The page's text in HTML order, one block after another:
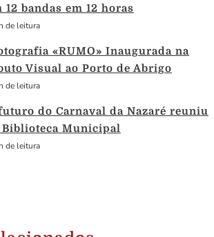
bandas em 12 horas
de leitura
«RUMO» Inaugurada na
Visual ao Porto de Abrigo
de leitura
do Carnaval da Nazaré reuniu
Municipal
de leitura